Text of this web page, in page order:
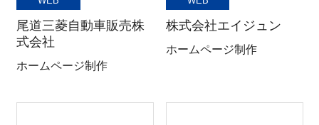
尾道三菱自動車販売株
式会社
ホームページ制作
株式会社エイジュン
ホームページ制作